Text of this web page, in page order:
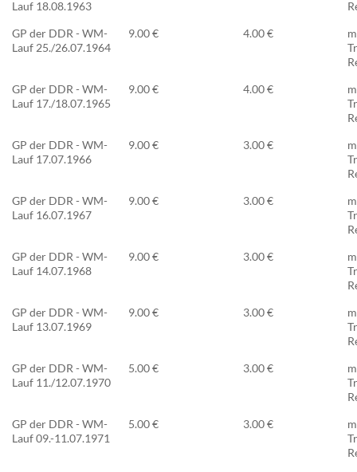
Lauf 18.08.1963
GP der DDR - WM-
Lauf 25./26.07.1964
9.00 € 4.00 €
GP der DDR - WM-
Lauf 17./18.07.1965
9.00 € 4.00 €
GP der DDR - WM-
Lauf 17.07.1966
9.00 € 3.00 €
GP der DDR - WM-
Lauf 16.07.1967
9.00 € 3.00 €
GP der DDR - WM-
Lauf 14.07.1968
9.00 € 3.00 €
GP der DDR - WM-
Lauf 13.07.1969
9.00 € 3.00 €
GP der DDR - WM-
Lauf 11./12.07.1970
5.00 € 3.00 €
GP der DDR - WM-
Lauf 09.-11.07.1971
5.00 € 3.00 €